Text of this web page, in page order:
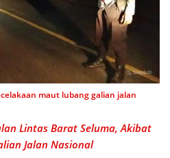
maut lubang galian jalan
Lintas Barat Seluma, Akibat
Jalan Nasional